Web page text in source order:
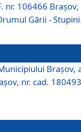
nr. 106466 Brașov,
Gării -
Braşov,
nr. cad.